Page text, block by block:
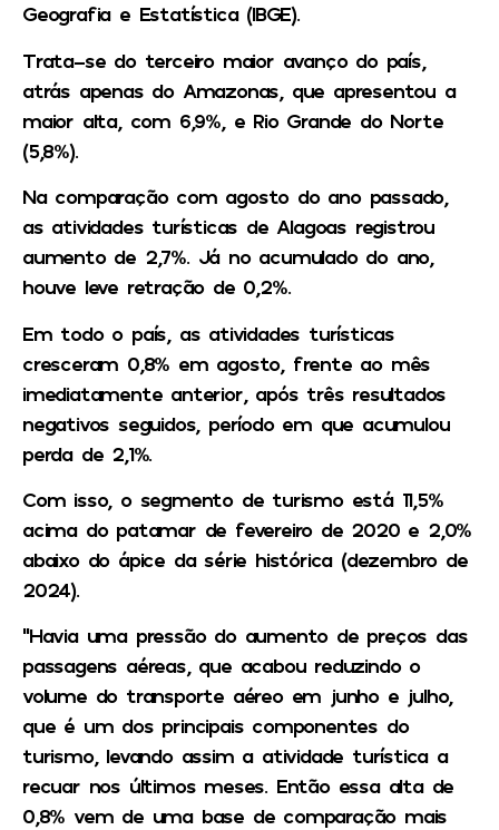
Geografia e Estatística (IBGE).
Trata-se do terceiro maior avanço do país,
atrás apenas do Amazonas, que apresentou a
maior alta, com 6,9%, e Rio Grande do Norte
(5,8%).
Na comparação com agosto do ano passado,
as atividades turísticas de Alagoas registrou
aumento de 2,7%. Já no acumulado do ano,
houve leve retração de 0,2%.
Em todo o país, as atividades turísticas
cresceram 0,8% em agosto, frente ao mês
imediatamente anterior, após três resultados
negativos seguidos, período em que acumulou
perda de 2,1%.
Com isso, o segmento de turismo está 11,5%
acima do patamar de fevereiro de 2020 e 2,0%
abaixo do ápice da série histórica (dezembro de
2024).
“Havia uma pressão do aumento de preços das
passagens aéreas, que acabou reduzindo o
volume do transporte aéreo em junho e julho,
que é um dos principais componentes do
turismo, levando assim a atividade turística a
recuar nos últimos meses. Então essa alta de
0,8% vem de uma base de comparação mais